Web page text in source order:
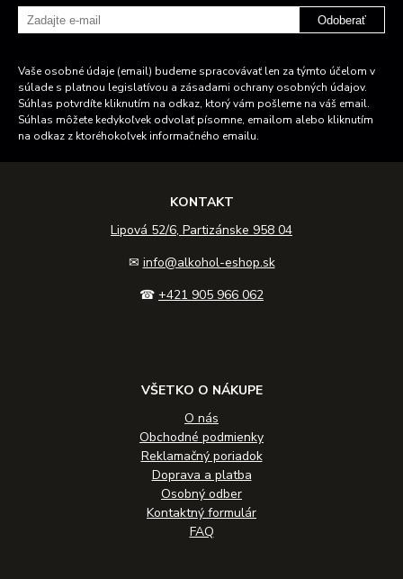
Odoberať
Vaše osobné údaje (email) budeme spracovávať len za týmto účelom v
súlade s platnou legislatívou a zásadami ochrany osobných údajov.
Súhlas potvrdíte kliknutím na odkaz, ktorý vám pošleme na váš email.
Súhlas môžete kedykoľvek odvolať písomne, emailom alebo kliknutím
na odkaz z ktoréhokoľvek informačného emailu.
KONTAKT
Lipová 52/6, Partizánske 958 04
✉ info@alkohol-eshop.sk
☎ +421 905 966 062
VŠETKO O NÁKUPE
O nás
Obchodné podmienky
Reklamačný poriadok
Doprava a platba
Osobný odber
Kontaktný formulár
FAQ